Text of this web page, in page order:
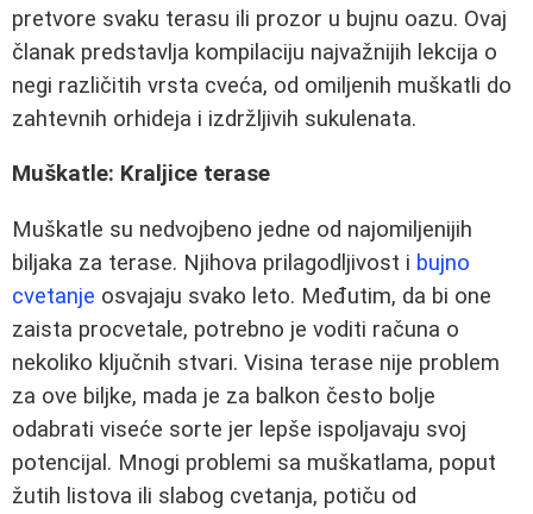
pretvore svaku terasu ili prozor u bujnu oazu. Ovaj
članak predstavlja kompilaciju najvažnijih lekcija o
negi različitih vrsta cveća, od omiljenih muškatli do
zahtevnih orhideja i izdržljivih sukulenata.
Muškatle: Kraljice terase
Muškatle su nedvojbeno jedne od najomiljenijih
biljaka za terase. Njihova prilagodljivost i bujno
cvetanje osvajaju svako leto. Međutim, da bi one
zaista procvetale, potrebno je voditi računa o
nekoliko ključnih stvari. Visina terase nije problem
za ove biljke, mada je za balkon često bolje
odabrati viseće sorte jer lepše ispoljavaju svoj
potencijal. Mnogi problemi sa muškatlama, poput
žutih listova ili slabog cvetanja, potiču od